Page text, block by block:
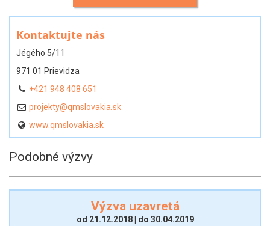
Kontaktujte nás
Jégého 5/11
971 01 Prievidza
+421 948 408 651
projekty@qmslovakia.sk
www.qmslovakia.sk
Podobné výzvy
Výzva uzavretá
od 21.12.2018 | do 30.04.2019